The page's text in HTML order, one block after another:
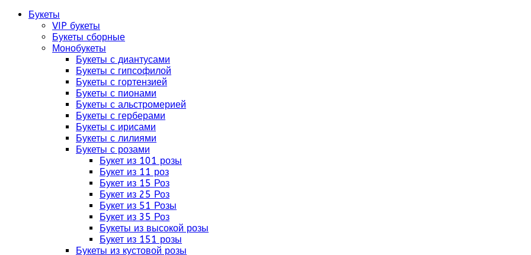
Букеты
VIP букеты
Букеты сборные
Монобукеты
Букеты с диантусами
Букеты с гипсофилой
Букеты с гортензией
Букеты с пионами
Букеты с альстромерией
Букеты с герберами
Букеты с ирисами
Букеты с лилиями
Букеты с розами
Букет из 101 розы
Букет из 11 роз
Букет из 15 Роз
Букет из 25 Роз
Букет из 51 Розы
Букет из 35 Роз
Букеты из высокой розы
Букет из 151 розы
Букеты из кустовой розы